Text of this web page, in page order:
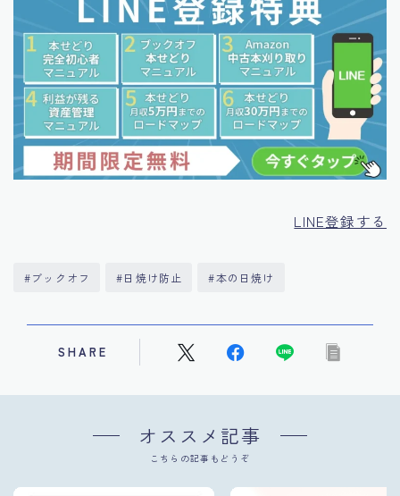
LINE登録する
#ブックオフ #日焼け防止 #本の日焼け
SHARE
オススメ記事
こちらの記事もどうぞ